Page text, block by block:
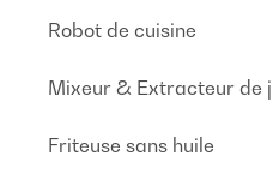
Robot de cuisine
Mixeur & Extracteur de
Friteuse sans huile